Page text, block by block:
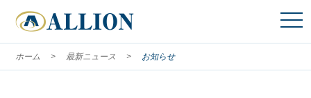
ホーム 最新ニュース お知らせ